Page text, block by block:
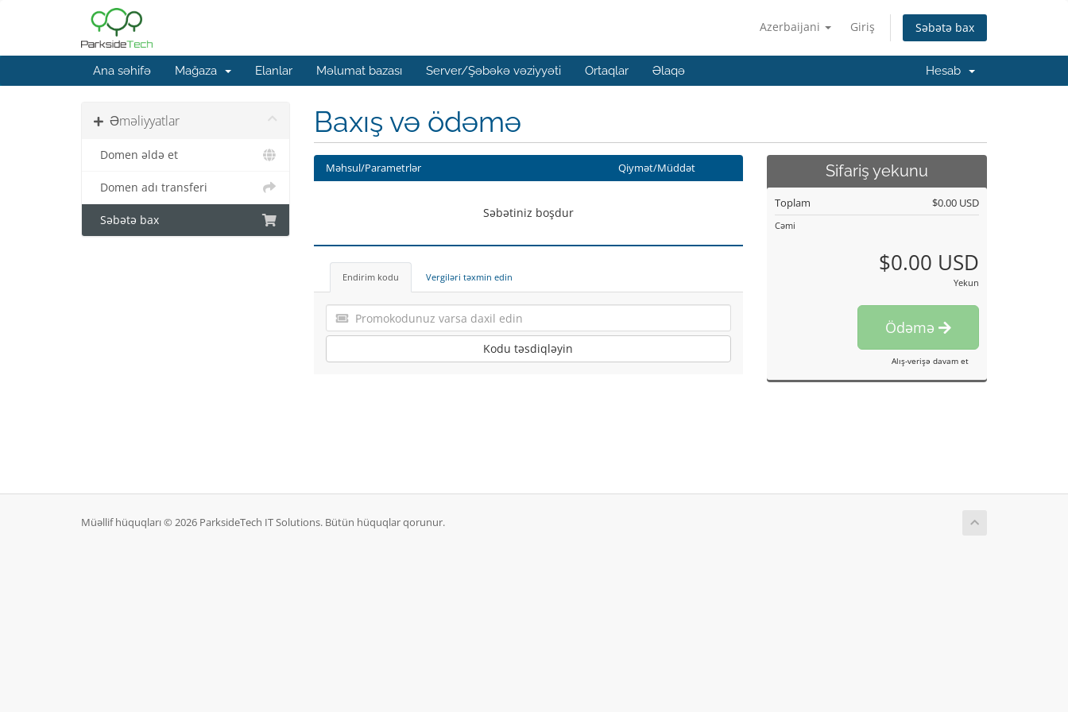
Azerbaijani Giriş Səbətə bax
Ana səhifə Mağaza Elanlar Məlumat bazası Server/Şəbəkə vəziyyəti Ortaqlar Əlaqə Hesab
Əməliyyatlar
Domen əldə et
Domen adı transferi
Səbətə bax
Baxış və ödəmə
Məhsul/Parametrlər Qiymət/Müddət
Səbətiniz boşdur
Endirim kodu Vergiləri təxmin edin
Kodu təsdiqləyin
Sifariş yekunu
Toplam $0.00 USD
Cəmi
$0.00 USD
Yekun
Ödəmə
Alış-verişə davam et
Müəllif hüquqları © 2026 ParksideTech IT Solutions. Bütün hüquqlar qorunur.